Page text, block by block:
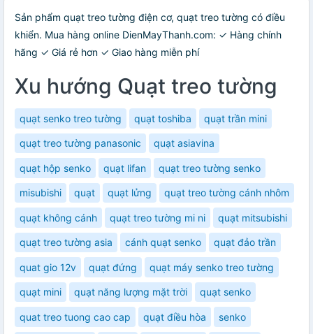
Sản phẩm quạt treo tường điện cơ, quạt treo tường có điều
khiển. Mua hàng online DienMayThanh.com: ✓ Hàng chính
hãng ✓ Giá rẻ hơn ✓ Giao hàng miễn phí
Xu hướng Quạt treo tường
quạt senko treo tường quạt toshiba quạt trần mini
quạt treo tường panasonic quạt asiavina
quạt hộp senko quạt lifan quạt treo tường senko
misubishi quạt quạt lửng quạt treo tường cánh nhôm
quạt không cánh quạt treo tường mi ni quạt mitsubishi
quạt treo tường asia cánh quạt senko quạt đảo trần
quat gio 12v quạt đứng quạt máy senko treo tường
quạt mini quạt năng lượng mặt trời quạt senko
quat treo tuong cao cap quạt điều hòa senko